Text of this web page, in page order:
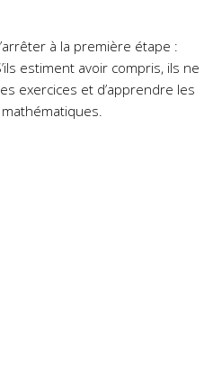
à la première étape :
estiment avoir compris, ils ne
exercices et d’apprendre les
mathématiques.